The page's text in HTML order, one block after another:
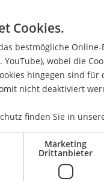
zusätzlichen
Cookies.
bestmögliche
wobei die
hingegen sind
nicht deaktiviert
finden Sie in
Marketing
Drittanbieter